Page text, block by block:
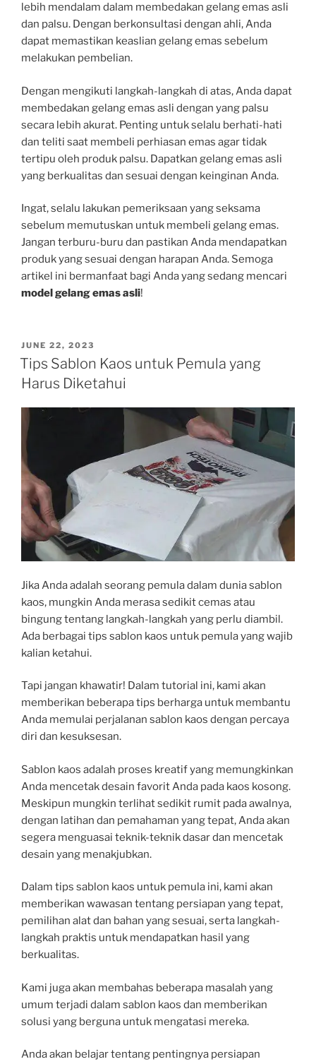
lebih mendalam dalam membedakan gelang emas asli
dan palsu. Dengan berkonsultasi dengan ahli, Anda
dapat memastikan keaslian gelang emas sebelum
melakukan pembelian.
Dengan mengikuti langkah-langkah di atas, Anda dapat
membedakan gelang emas asli dengan yang palsu
secara lebih akurat. Penting untuk selalu berhati-hati
dan teliti saat membeli perhiasan emas agar tidak
tertipu oleh produk palsu. Dapatkan gelang emas asli
yang berkualitas dan sesuai dengan keinginan Anda.
Ingat, selalu lakukan pemeriksaan yang seksama
sebelum memutuskan untuk membeli gelang emas.
Jangan terburu-buru dan pastikan Anda mendapatkan
produk yang sesuai dengan harapan Anda. Semoga
artikel ini bermanfaat bagi Anda yang sedang mencari
model gelang emas asli!
POSTED
ON
JUNE 22, 2023
Tips Sablon Kaos untuk Pemula yang
Harus Diketahui
Jika Anda adalah seorang pemula dalam dunia sablon
kaos, mungkin Anda merasa sedikit cemas atau
bingung tentang langkah-langkah yang perlu diambil.
Ada berbagai tips sablon kaos untuk pemula yang wajib
kalian ketahui.
Tapi jangan khawatir! Dalam tutorial ini, kami akan
memberikan beberapa tips berharga untuk membantu
Anda memulai perjalanan sablon kaos dengan percaya
diri dan kesuksesan.
Sablon kaos adalah proses kreatif yang memungkinkan
Anda mencetak desain favorit Anda pada kaos kosong.
Meskipun mungkin terlihat sedikit rumit pada awalnya,
dengan latihan dan pemahaman yang tepat, Anda akan
segera menguasai teknik-teknik dasar dan mencetak
desain yang menakjubkan.
Dalam tips sablon kaos untuk pemula ini, kami akan
memberikan wawasan tentang persiapan yang tepat,
pemilihan alat dan bahan yang sesuai, serta langkah-
langkah praktis untuk mendapatkan hasil yang
berkualitas.
Kami juga akan membahas beberapa masalah yang
umum terjadi dalam sablon kaos dan memberikan
solusi yang berguna untuk mengatasi mereka.
Anda akan belajar tentang pentingnya persiapan